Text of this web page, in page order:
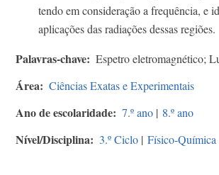
tendo em consideração a frequência, e
aplicações das radiações dessas regiões.
Palavras-chave Espetro eletromagnético;
Área Ciências Exatas e Experimentais
Ano de escolaridade 7.º ano | 8.º ano
Nível/Disciplina 3.º Ciclo | Físico-Química